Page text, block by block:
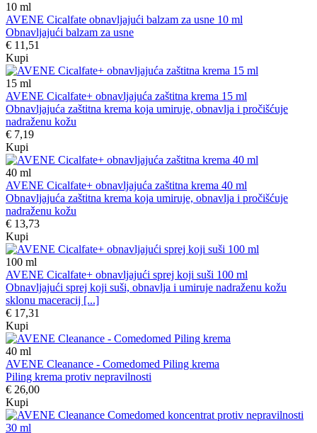
10 ml
AVENE Cicalfate obnavljajući balzam za usne 10 ml
Obnavljajući balzam za usne
€ 11,51
Kupi
15 ml
AVENE Cicalfate+ obnavljajuća zaštitna krema 15 ml
Obnavljajuća zaštitna krema koja umiruje, obnavlja i pročišćuje
nadraženu kožu
€ 7,19
Kupi
40 ml
AVENE Cicalfate+ obnavljajuća zaštitna krema 40 ml
Obnavljajuća zaštitna krema koja umiruje, obnavlja i pročišćuje
nadraženu kožu
€ 13,73
Kupi
100 ml
AVENE Cicalfate+ obnavljajući sprej koji suši 100 ml
Obnavljajući sprej koji suši, obnavlja i umiruje nadraženu kožu
sklonu maceracij [...]
€ 17,31
Kupi
40 ml
AVENE Cleanance - Comedomed Piling krema
Piling krema protiv nepravilnosti
€ 26,00
Kupi